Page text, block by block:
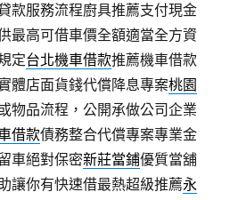
款服務流程廚具推薦支付現金
最高可借車價全額適當全方資
定台北機車借款推薦機車借款
體店面貨錢代償降息專案桃園
物品流程，公開承做公司企業
借款債務整合代償專案專業金
車絕對保密新莊當鋪優質當舖
讓你有快速借最熱超級推薦永